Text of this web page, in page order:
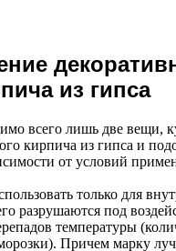
из гипса
всего лишь две вещи,
кирпича из гипса и
от условий
только для
разрушаются под
температуры
Причем марку